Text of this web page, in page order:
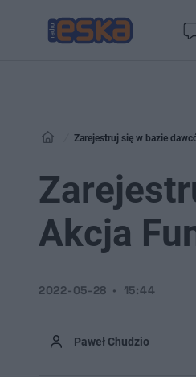
Zarejestruj się w bazie
Akcja
Paweł Chudzio
2022-05-28 15:44